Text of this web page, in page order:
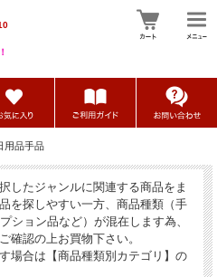
用品手品
したジャンルに関連する商品をま
を探しやすい一方、商品種類（手
ション品など）が混在します為、
確認の上お買物下さい。
場合は【商品種類別カテゴリ】の